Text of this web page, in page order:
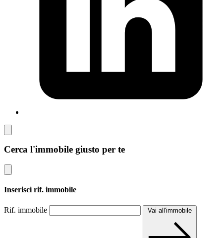
Cerca l'immobile giusto per te
Inserisci rif. immobile
Rif. immobile Vai all'immobile